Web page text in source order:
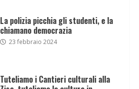
La polizia picchia gli studenti, e la
chiamano democrazia
23 febbraio 2024
Tuteliamo i Cantieri culturali alla